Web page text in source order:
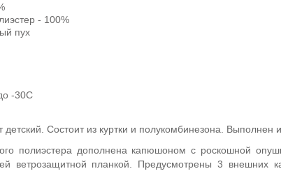
- 100%
пух
-30С
Состоит из куртки и полукомбинезона. Выполнен
полиэстера дополнена капюшоном с роскошной
ветрозащитной планкой. Предусмотрены 3 внешних